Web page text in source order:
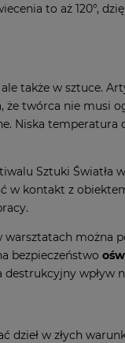
to aż 120°,
także w sztuce.
że twórca nie musi
Niska temperatura
Sztuki Światła
w kontakt z
warsztatach można
bezpieczeństwo
wpływ
w złych